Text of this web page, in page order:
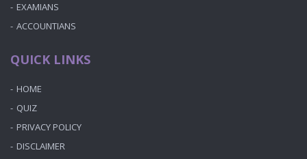
EXAMIANS
ACCOUNTIANS
QUICK LINKS
HOME
QUIZ
PRIVACY POLICY
DISCLAIMER